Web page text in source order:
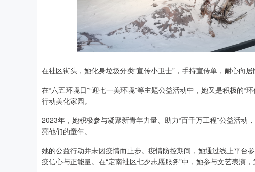
在社区街头，她化身垃圾分类“宣传小卫士”，手持宣传单，耐心向
在“六五环境日”“迎七一美环境”等主题公益活动中，她又是积极的
行动美化家园。
2023年，她积极参与凝聚新青年力量、助力“百千万工程”公益活动
亮他们的童年。
她的公益行动并未因疫情而止步。疫情防控期间，她通过线上平台
疫信心与正能量。在“定南社区七夕志愿服务”中，她参与文艺表演，